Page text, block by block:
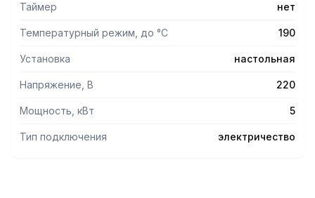
Таймер нет
Температурный режим, до °С 190
Установка настольная
Напряжение, В 220
Мощность, кВт 5
Тип подключения электричество